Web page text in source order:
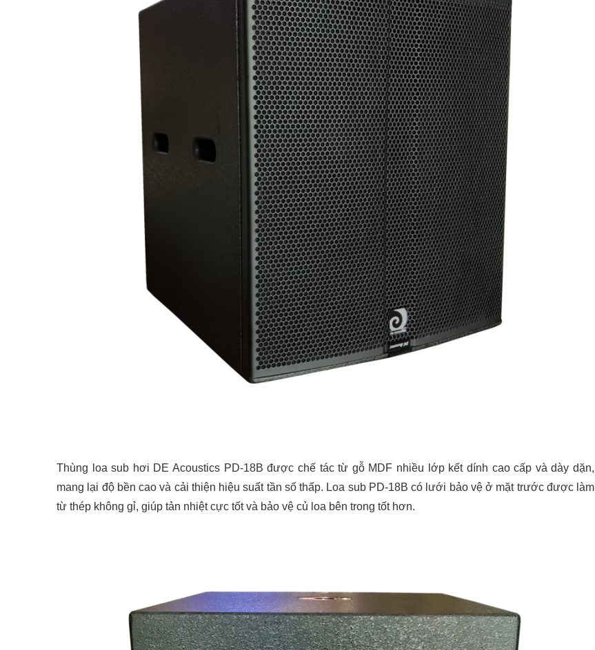
Thùng loa sub hơi DE Acoustics PD-18B được chế tác từ gỗ MDF nhiều lớp kết dính cao cấp và dày dặn,
mang lại độ bền cao và cải thiện hiệu suất tần số thấp. Loa sub PD-18B có lưới bảo vệ ở mặt trước được làm
từ thép không gỉ, giúp tản nhiệt cực tốt và bảo vệ củ loa bên trong tốt hơn.